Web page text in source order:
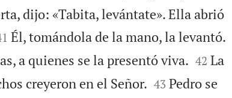
dijo: «Tabita, levántate». Ella abrió
Él, tomándola de la mano, la levantó.
a quienes se la presentó viva.
42 La
creyeron en el Señor.
43 Pedro se